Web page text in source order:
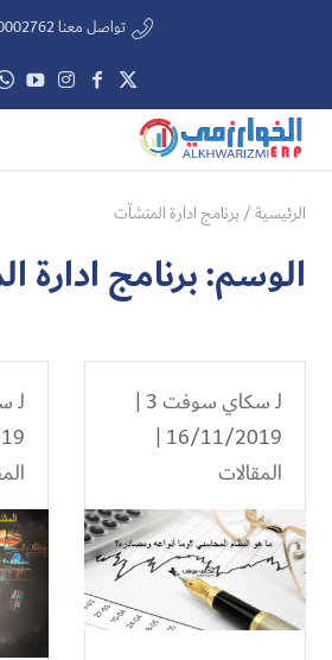
تواصل معنا 920002762
الرئيسية/ برنامج ادارة المنشآت
الوسم:برنامج ادارة
لـسكاي سوفت 3
|
16/11/2019 |
المقالات
لـ
|